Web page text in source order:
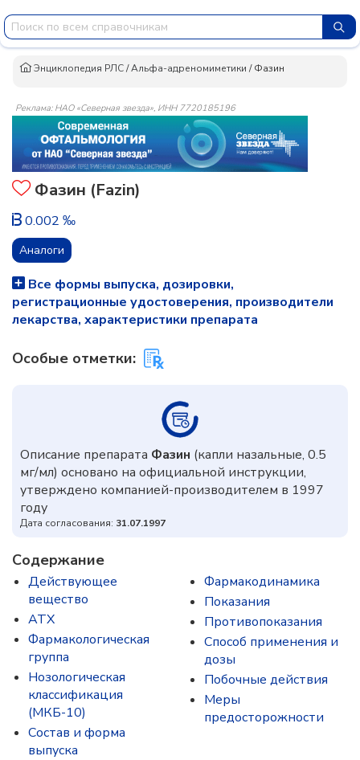
Энциклопедия РЛС/Альфа-адреномиметики /Фазин
Реклама: НАО «Северная звезда», ИНН 7720185196
Фазин (Fazin)
0.002 ‰
Аналоги
Все формы выпуска, дозировки,
регистрационные удостоверения, производители
лекарства, характеристики препарата
Особые отметки:
Описание препарата Фазин (капли назальные, 0.5
мг/мл) основано на официальной инструкции,
утверждено компанией-производителем в 1997
году
Дата согласования: 31.07.1997
Содержание
Действующее
вещество
ATX
Фармакологическая
группа
Нозологическая
классификация
(МКБ-10)
Состав и форма
выпускa
Фармакодинамика
Показания
Противопоказания
Способ применения и
дозы
Побочные действия
Меры
предосторожности